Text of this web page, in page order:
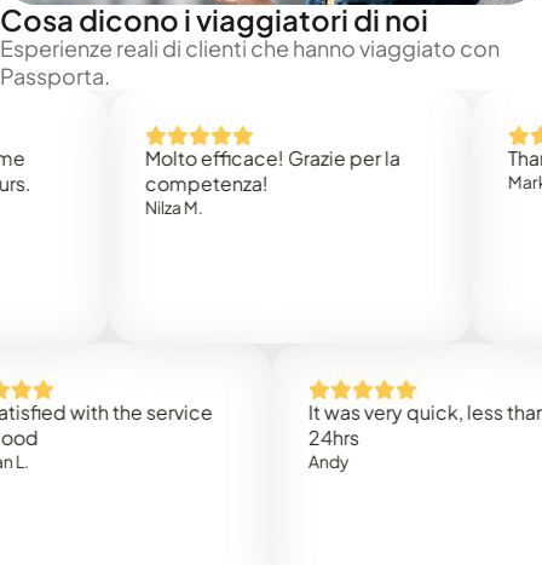
Cosa dicono i viaggiatori di noi
Esperienze reali di clienti che hanno viaggiato con
Passporta.
Molto efficace! Grazie per la
competenza!
Nilza M.
Thank
Mark N.
with the service
It was very quick, less than
24hrs